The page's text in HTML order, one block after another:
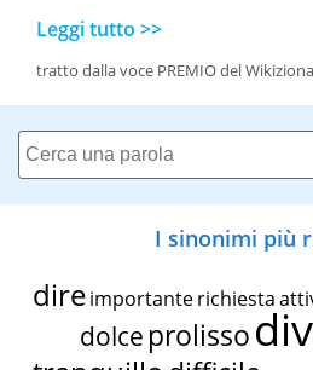
Leggi tutto >>
tratto dalla voce PREMIO del
I sinonimi più
dire importante richiesta
dolce prolisso